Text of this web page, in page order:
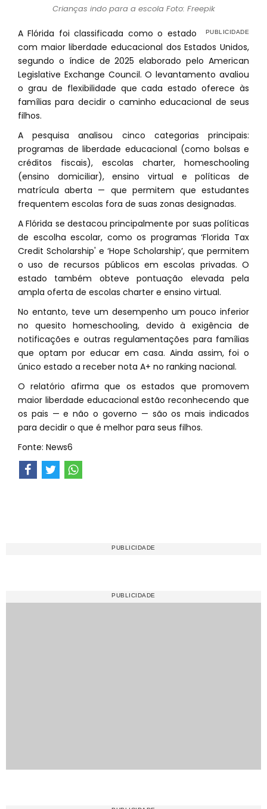
Crianças indo para a escola Foto: Freepik
A Flórida foi classificada como o estado
com maior liberdade educacional dos Estados Unidos,
segundo o índice de 2025 elaborado pelo American
Legislative Exchange Council. O levantamento avaliou
o grau de flexibilidade que cada estado oferece às
famílias para decidir o caminho educacional de seus
filhos.
A pesquisa analisou cinco categorias principais:
programas de liberdade educacional (como bolsas e
créditos fiscais), escolas charter, homeschooling
(ensino domiciliar), ensino virtual e políticas de
matrícula aberta — que permitem que estudantes
frequentem escolas fora de suas zonas designadas.
A Flórida se destacou principalmente por suas políticas
de escolha escolar, como os programas ‘Florida Tax
Credit Scholarship' e ‘Hope Scholarship’, que permitem
o uso de recursos públicos em escolas privadas. O
estado também obteve pontuação elevada pela
ampla oferta de escolas charter e ensino virtual.
No entanto, teve um desempenho um pouco inferior
no quesito homeschooling, devido à exigência de
notificações e outras regulamentações para famílias
que optam por educar em casa. Ainda assim, foi o
único estado a receber nota A+ no ranking nacional.
O relatório afirma que os estados que promovem
maior liberdade educacional estão reconhecendo que
os pais — e não o governo — são os mais indicados
para decidir o que é melhor para seus filhos.
Fonte: News6